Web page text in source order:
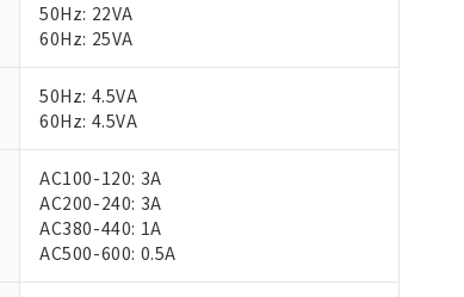
50Hz: 22VA
60Hz: 25VA
50Hz: 4.5VA
60Hz: 4.5VA
AC100-120: 3A
AC200-240: 3A
AC380-440: 1A
AC500-600: 0.5A